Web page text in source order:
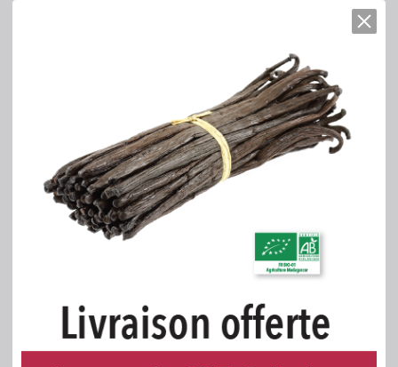
1,3 kg net d'Extrait
Equivalence en gousses de vanille
CONVENTIONNELLE400 g au litre
Extrait fabriqué en France pour denrées
alimentaires :
Utilisation illimitée.
Non destiné à être consommé en l'état.
Les Extraits liquides de VanilleLAVANY